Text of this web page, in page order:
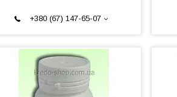
+380 (67) 147-65-07